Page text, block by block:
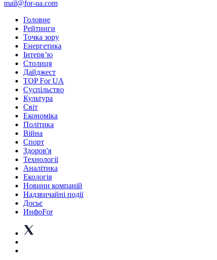
mail@for-ua.com
Головне
Рейтинги
Точка зору
Енергетика
Інтерв’ю
Столиця
Дайджест
TOP For UA
Суспiльство
Культура
Світ
Економіка
Політика
Війна
Спорт
Здоров'я
Технології
Аналітика
Екологія
Новини компаній
Надзвичайні події
Досьє
ИнфоFor